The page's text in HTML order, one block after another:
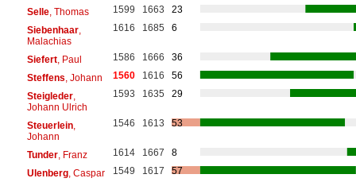
Selle, Thomas 1599 1663
23
Siebenhaar,
Malachias
1616 1685 6
Siefert, Paul 1586 1666
36
Steffens , Johann 1560 1616
56
Steigleder,
Johann Ulrich
1593 1635 29
Steuerlein,
Johann
1546 1613 53
Tunder, Franz 1614 1667
8
Ulenberg, Caspar 1549 1617
57